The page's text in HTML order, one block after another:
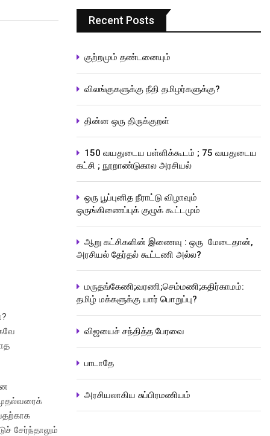
சேர்ந்தாலும்
Recent Posts
குற்றமும் தண்டனையும்
விலங்குகளுக்கு நீதி தமிழர்களுக்கு?
தின்ன ஒரு திருக்குறள்
150 வயதுடைய பள்ளிக்கூடம் ; 75 வயதுடைய
கட்சி ; நூறாண்டுகால அரசியல்
ஒரு பூப்புனித நீராட்டு விழாவும்
ஒருங்கிணைப்புக் குழுக் கூட்டமும்
ஆறு கட்சிகளின் இணைவு : ஒரு மேடைதான்,
அரசியல் தேர்தல் கூட்டணி அல்ல?
மருதங்கேணி;வரணி;செம்மணி;கதிர்காமம்:
தமிழ் மக்களுக்கு யார் பொறுப்பு?
விஜயைச் சந்தித்த பேரவை
பாடாதே
அரசியலாகிய சுப்பிரமணியம்